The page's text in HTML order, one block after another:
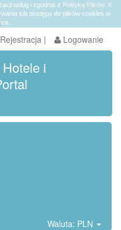
X
usług i zgodnie z Polityką Plików
lub dostępu do plików cookies w
Rejestracja | Logowanie
i
Waluta: PLN